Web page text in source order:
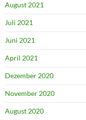
August 2021
Juli 2021
Juni 2021
April 2021
Dezember 2020
November 2020
August 2020